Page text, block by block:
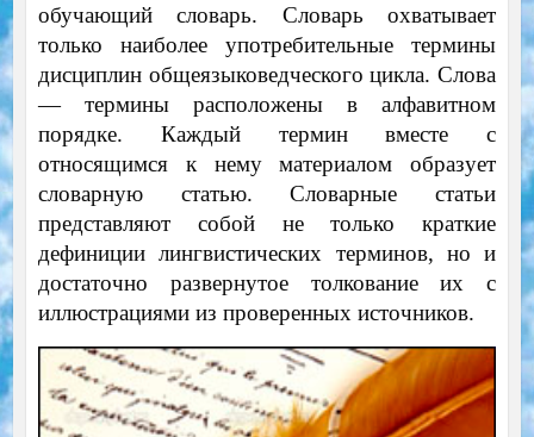
обучающий словарь. Словарь охватывает
только наиболее употребительные термины
дисциплин общеязыковедческого цикла. Слова
— термины расположены в алфавитном
порядке. Каждый термин вместе с
относящимся к нему материалом образует
словарную статью. Словарные статьи
представляют собой не только краткие
дефиниции лингвистических терминов, но и
достаточно развернутое толкование их с
иллюстрациями из проверенных источников.